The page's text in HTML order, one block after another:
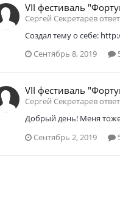
VII фестиваль
Сергей Секретарев
Создал тему о себе:
Сентябрь 8, 2019
VII фестиваль
Сергей Секретарев
Добрый день! Меня
Сентябрь 2, 2019